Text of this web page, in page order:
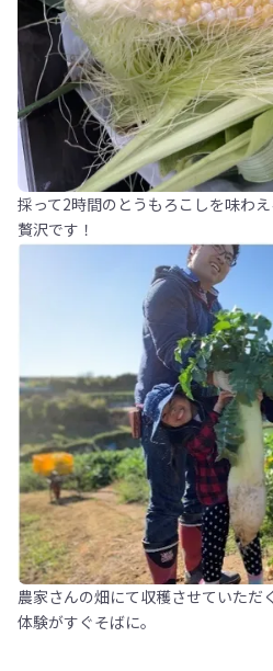
採って2時間のとうもろこしを味わ
贅沢です！
農家さんの畑にて収穫させていただ
体験がすぐそばに。